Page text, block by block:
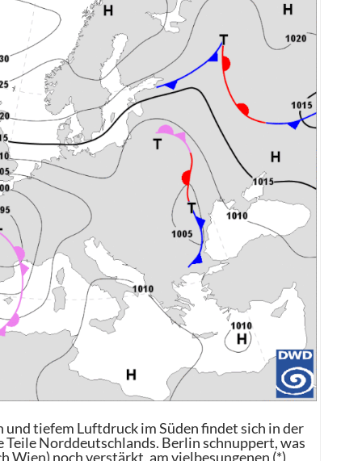
tiefem Luftdruck im Süden findet sich in der
Norddeutschlands. Berlin schnuppert, was
Wien) noch verstärkt, am vielbesungenen (*)